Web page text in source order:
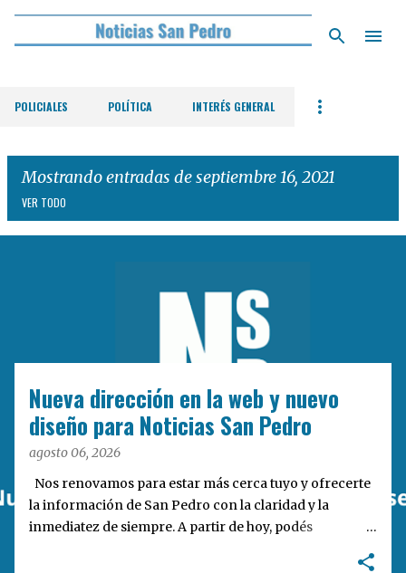
Ir al contenido principal
POLICIALES POLÍTICA INTERÉS GENERAL
Mostrando entradas de septiembre 16, 2021
VER TODO
Nueva dirección en la web y nuevo
diseño para Noticias San Pedro
agosto 06, 2026
Nos renovamos para estar más cerca tuyo y ofrecerte
la información de San Pedro con la claridad y la
inmediatez de siempre. A partir de hoy, podés